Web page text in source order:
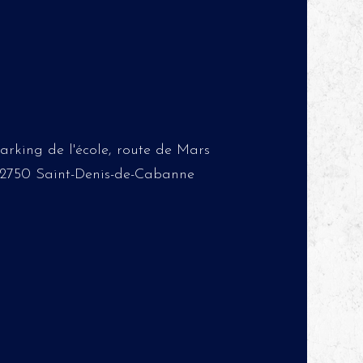
de l'école, route de Mars
Saint-Denis-de-Cabanne